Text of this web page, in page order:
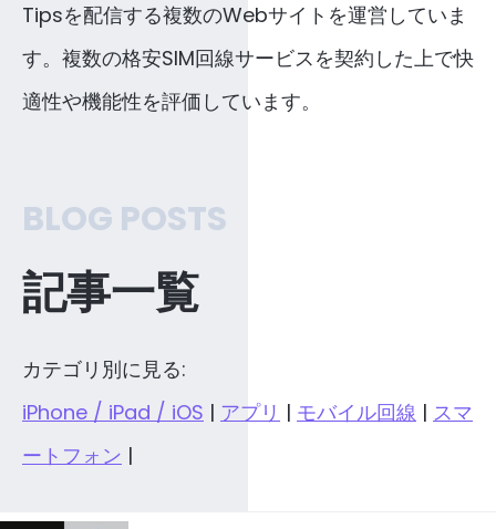
Tipsを配信する複数のWebサイトを運営していま
す。複数の格安SIM回線サービスを契約した上で快
適性や機能性を評価しています。
BLOG POSTS
記事一覧
カテゴリ別に見る:
iPhone / iPad / iOS | アプリ | モバイル回線 | スマ
ートフォン |